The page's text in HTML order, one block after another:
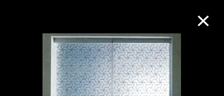
M+藏品
进一步筛选